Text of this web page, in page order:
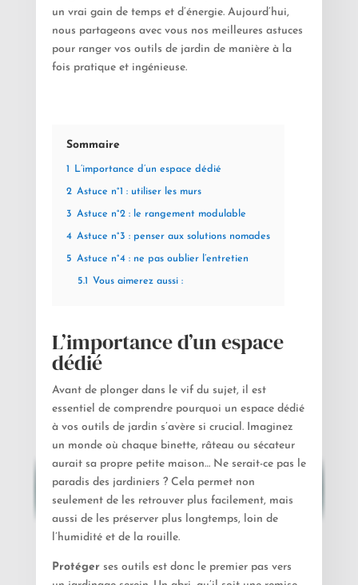
un vrai gain de temps et d’énergie. Aujourd’hui,
nous partageons avec vous nos meilleures astuces
pour ranger vos outils de jardin de manière à la
fois pratique et ingénieuse.
Sommaire
1 L’importance d’un espace dédié
2 Astuce n°1 : utiliser les murs
3 Astuce n°2 : le rangement modulable
4 Astuce n°3 : penser aux solutions nomades
5 Astuce n°4 : ne pas oublier l’entretien
5.1 Vous aimerez aussi :
L’importance d’un espace
dédié
Avant de plonger dans le vif du sujet, il est
essentiel de comprendre pourquoi un espace dédié
à vos outils de jardin s’avère si crucial. Imaginez
un monde où chaque binette, râteau ou sécateur
aurait sa propre petite maison… Ne serait-ce pas le
paradis des jardiniers ? Cela permet non
seulement de les retrouver plus facilement, mais
aussi de les préserver plus longtemps, loin de
l’humidité et de la rouille.
Protégerses outils est donc le premier pas vers